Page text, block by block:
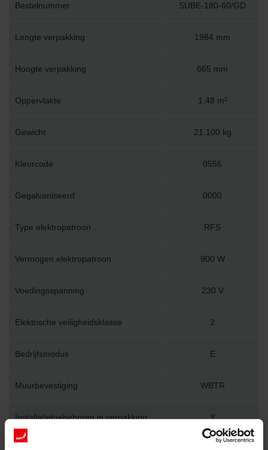
Bestelnummer SUBE-180-60/GD
Lengte verpakking 1984 mm
Hoogte verpakking 665 mm
Oppervlakte 1.48 m²
Gewicht 21.100 kg
Kleurcode 0556
Gegalvaniseerd 0000
Type elektropatroon RFS
Vermogen elektropatroon 900 W
Voedingsspanning 230 V
Elektrische veiligheidsklasse 2
Bedrijfsmodus E
Muurbevestiging WBTR
Installatietoebehoren in verpakking Y